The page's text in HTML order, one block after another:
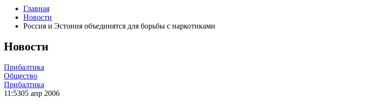
Главная
Новости
Россия и Эстония объединятся для борьбы с наркотиками
Новости
Прибалтика
Общество
Прибалтика
11:5305 апр 2006